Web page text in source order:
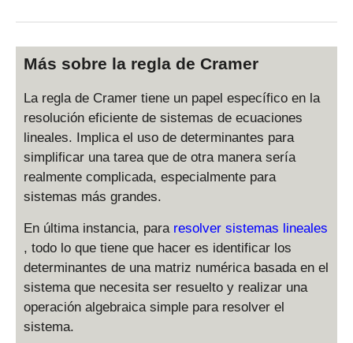
Más sobre la regla de Cramer
La regla de Cramer tiene un papel específico en la
resolución eficiente de sistemas de ecuaciones
lineales. Implica el uso de determinantes para
simplificar una tarea que de otra manera sería
realmente complicada, especialmente para
sistemas más grandes.
En última instancia, para resolver sistemas lineales
, todo lo que tiene que hacer es identificar los
determinantes de una matriz numérica basada en el
sistema que necesita ser resuelto y realizar una
operación algebraica simple para resolver el
sistema.